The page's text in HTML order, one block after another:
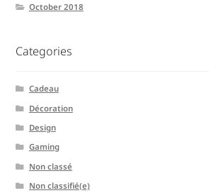
October 2018
Categories
Cadeau
Décoration
Design
Gaming
Non classé
Non classifié(e)